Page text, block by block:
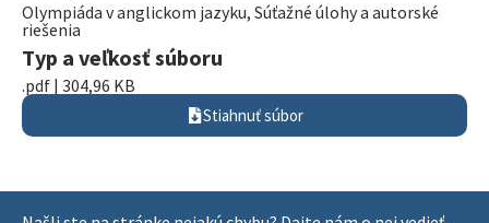
Olympiáda v anglickom jazyku, Súťažné úlohy a autorské
riešenia
Typ a veľkosť súboru
.pdf | 304,96 KB
Stiahnuť súbor